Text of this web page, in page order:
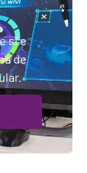
si e
de